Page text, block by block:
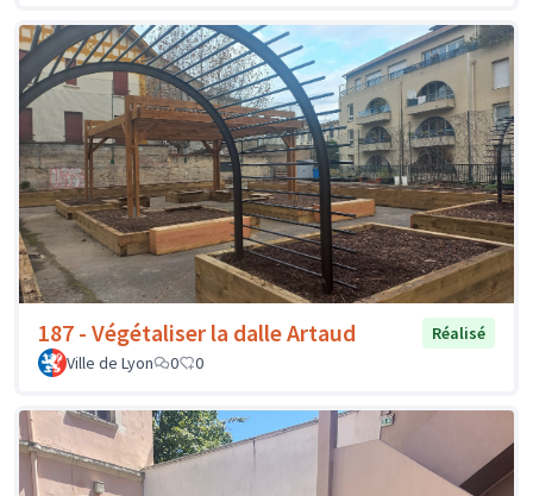
187 - Végétaliser la dalle Artaud
Réalisé
Ville de Lyon
0 0